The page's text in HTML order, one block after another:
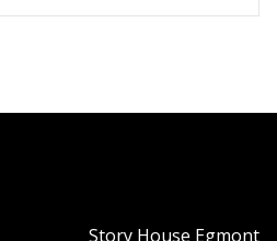
Story House Egmont